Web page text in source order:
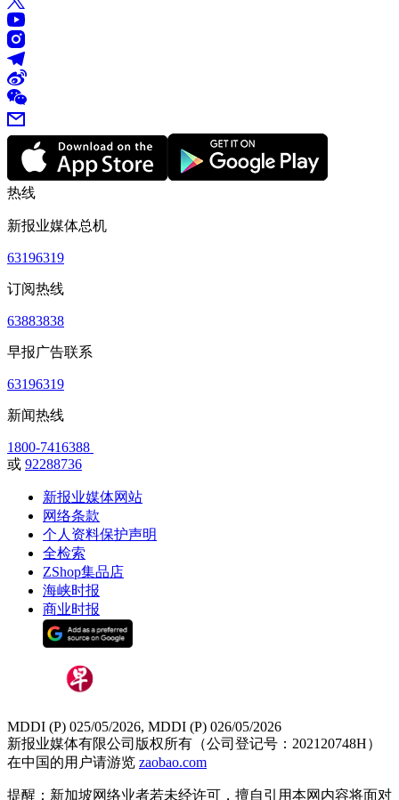
热线
新报业媒体总机
63196319
订阅热线
63883838
早报广告联系
63196319
新闻热线
1800-7416388
或 92288736
新报业媒体网站
网络条款
个人资料保护声明
全检索
ZShop集品店
海峡时报
商业时报
MDDI (P) 025/05/2026, MDDI (P) 026/05/2026
新报业媒体有限公司版权所有（公司登记号：202120748H）
在中国的用户请游览 zaobao.com
提醒：新加坡网络业者若未经许可，擅自引用本网内容将面对